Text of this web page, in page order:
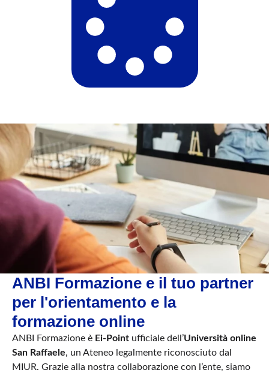
ANBI Formazione e il tuo partner
per l'orientamento e la
formazione online
ANBI Formazione è Ei-Point ufficiale dell’Università online
San Raffaele, un Ateneo legalmente riconosciuto dal
MIUR. Grazie alla nostra collaborazione con l’ente, siamo